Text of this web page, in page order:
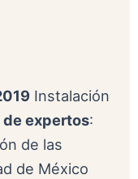
Instalación
expertos:
de las
de México